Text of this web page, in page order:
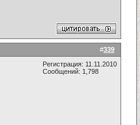
#339
Регистрация: 11.11.2010
Сообщений: 1,798